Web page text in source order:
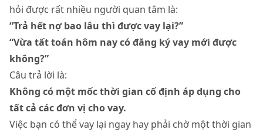
hỏi được rất nhiều người quan tâm là:
“Trả hết nợ bao lâu thì được vay lại?”
“Vừa tất toán hôm nay có đăng ký vay mới được
không?”
Câu trả lời là:
Không có một mốc thời gian cố định áp dụng cho
tất cả các đơn vị cho vay.
Việc bạn có thể vay lại ngay hay phải chờ một thời gian